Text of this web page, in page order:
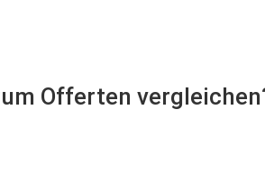
Offerten